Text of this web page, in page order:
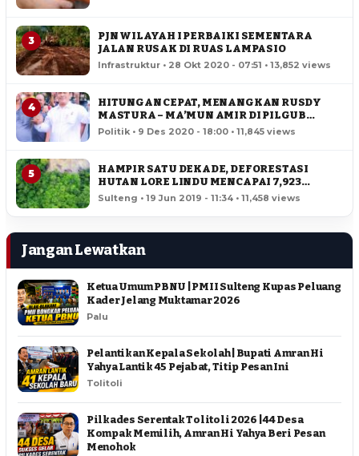
3
PJN WILAYAH I PERBAIKI SEMENTARA
JALAN RUSAK DI RUAS LAMPASIO
Infrastruktur • 28 Okt 2020 - 07:51 • 13,852 views
4
HITUNGAN CEPAT, MENANGKAN RUSDY
MASTURA – MA’MUN AMIR DI PILGUB
SULTENG
Politik • 9 Des 2020 - 18:00 • 11,845 views
5
HAMPIR SATU DEKADE, DEFORESTASI
HUTAN LORE LINDU MENCAPAI 7,923
HEKTAR
Sulteng • 19 Jun 2019 - 11:34 • 11,458 views
Jangan Lewatkan
Ketua Umum PBNU | PMII Sulteng Kupas Peluang
Kader Jelang Muktamar 2026
Palu
Pelantikan Kepala Sekolah | Bupati Amran Hi
Yahya Lantik 45 Pejabat, Titip Pesan Ini
Tolitoli
Pilkades Serentak Tolitoli 2026 | 44 Desa
Kompak Memilih, Amran Hi Yahya Beri Pesan
Menohok